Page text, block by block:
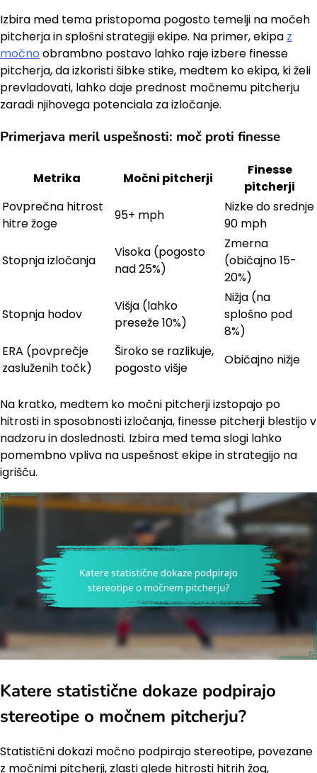
Izbira med tema pristopoma pogosto temelji na močeh
pitcherja in splošni strategiji ekipe. Na primer, ekipa z
močno obrambno postavo lahko raje izbere finesse
pitcherja, da izkoristi šibke stike, medtem ko ekipa, ki želi
prevladovati, lahko daje prednost močnemu pitcherju
zaradi njihovega potenciala za izločanje.
Primerjava meril uspešnosti: moč proti finesse
Metrika Močni pitcherji
Finesse
pitcherji
Povprečna hitrost
hitre žoge
95+ mph
Nizke do srednje
90 mph
Stopnja izločanja
Visoka (pogosto
nad 25%)
Zmerna
(običajno 15-
20%)
Stopnja hodov
Višja (lahko
preseže 10%)
Nižja (na
splošno pod
8%)
ERA (povprečje
zasluženih točk)
Široko se razlikuje,
pogosto višje
Običajno nižje
Na kratko, medtem ko močni pitcherji izstopajo po
hitrosti in sposobnosti izločanja, finesse pitcherji blestijo v
nadzoru in doslednosti. Izbira med tema slogi lahko
pomembno vpliva na uspešnost ekipe in strategijo na
igrišču.
Katere statistične dokaze podpirajo
stereotipe o močnem pitcherju?
Statistični dokazi močno podpirajo stereotipe, povezane
z močnimi pitcherji, zlasti glede hitrosti hitrih žog,